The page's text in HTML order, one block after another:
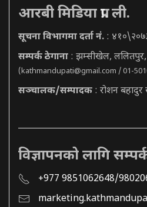
आरबी मिडिया प्रा. ली.
सूचना विभागमा दर्ता नं. :
सम्पर्क ठेगाना : झम्सीखेल,
(kathmandupati@gmail.com / 01-
सञ्चालक/सम्पादक : रोशन
विज्ञापनको लागि
+977 9851062648/